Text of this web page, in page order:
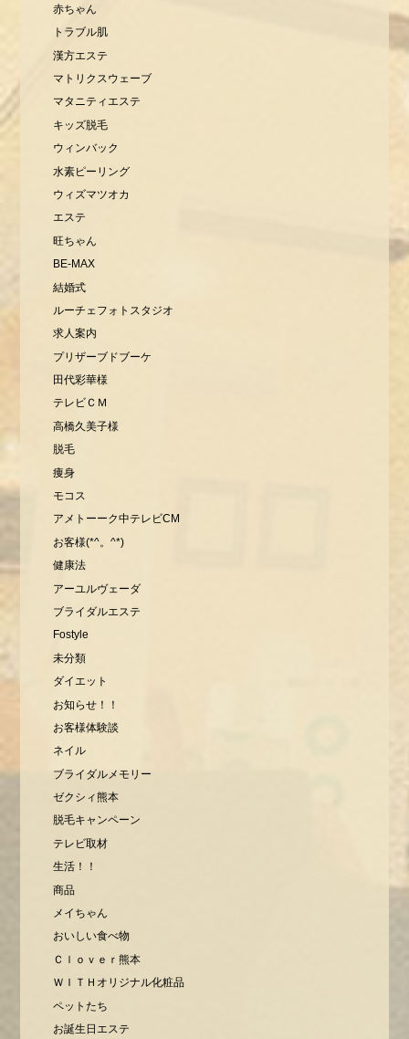
赤ちゃん
トラブル肌
漢方エステ
マトリクスウェーブ
マタニティエステ
キッズ脱毛
ウィンバック
水素ピーリング
ウィズマツオカ
エステ
旺ちゃん
BE-MAX
結婚式
ルーチェフォトスタジオ
求人案内
プリザーブドブーケ
田代彩華様
テレビＣＭ
高橋久美子様
脱毛
痩身
モコス
アメトーーク中テレビCM
お客様(*^。^*)
健康法
アーユルヴェーダ
ブライダルエステ
Fostyle
未分類
ダイエット
お知らせ！！
お客様体験談
ネイル
ブライダルメモリー
ゼクシィ熊本
脱毛キャンペーン
テレビ取材
生活！！
商品
メイちゃん
おいしい食べ物
Ｃｌｏｖｅｒ熊本
ＷＩＴＨオリジナル化粧品
ペットたち
お誕生日エステ